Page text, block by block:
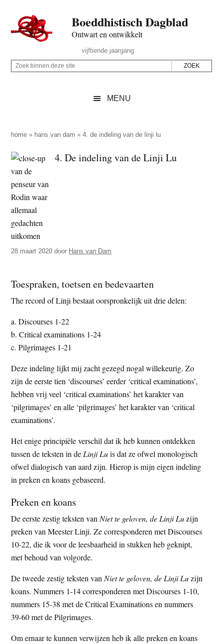
naar
de
inhoud
secondary
naar
de
sidebar
naar
de
Boeddhistisch Dagblad
Ontwart en ontwikkelt
Rechts
vijftiende jaargang
Z
p
d
e
z
e
s
i
t
e
Z
i
n
e
n
d
e
z
e
s
e
MENU
home » hans van dam »4. de indeling van de linji lu
4. De indeling van de Linji Lu
28 maart 2020 door Hans van Dam
Toespraken, toetsen en bedevaarten
The record of Linji bestaat oorspronkelijk uit drie delen:
a. Discourses 1-22
b. Critical examinations 1-24
c. Pilgrimages 1-21
Deze indeling lijkt mij zacht gezegd nogal willekeurig. Zo
zijn de eerste tien ‘discourses’ eerder ‘critical examinations’,
hebben vrij veel ‘critical examinations’ het karakter van
‘pilgrimages’ en alle ‘pilgrimages’ het karakter van ‘critical
examinations’.
Het enige principiële verschil dat ik heb kunnen ontdekken
tussen de teksten in de Linji Luis dat ze ofwel monologisch
ofwel dialogisch van aard zijn. Hierop is mijn eigen indeling
in preken en koans gebaseerd.
Preken en koans
De eerste zestig teksten van Niet te geloven, de Linji Luzijn
preken van Meester Linji. Ze corresponderen met Discourses
10-22, die ik voor de leesbaarheid in stukken heb geknipt,
met behoud van volgorde.
De tweede zestig teksten van Niet te geloven, de Linji Luzijn
koans. Nummers 1-14 corresponderen met Discourses 1-10,
nummers 15-38 met de Critical Examinations en nummers
39-60 met de Pilgrimages.
Om ernaar te kunnen verwijzen heb ik alle preken en koans